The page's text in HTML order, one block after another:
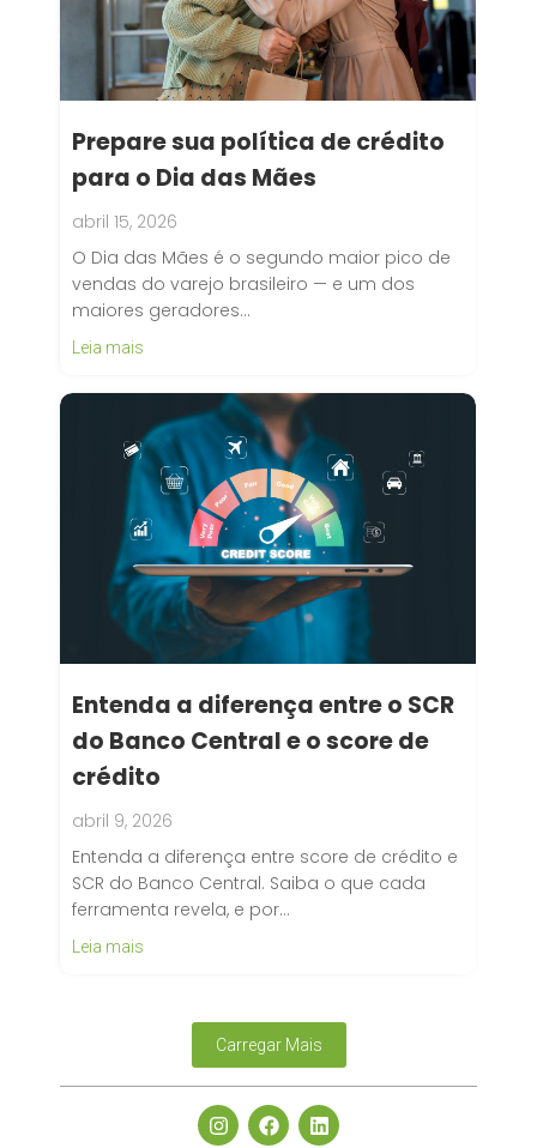
Prepare sua política de crédito
para o Dia das Mães
abril 15, 2026
O Dia das Mães é o segundo maior pico de
vendas do varejo brasileiro — e um dos
maiores geradores…
Leia mais
Entenda a diferença entre o SCR
do Banco Central e o score de
crédito
abril 9, 2026
Entenda a diferença entre score de crédito e
SCR do Banco Central. Saiba o que cada
ferramenta revela, e por…
Leia mais
Carregar Mais